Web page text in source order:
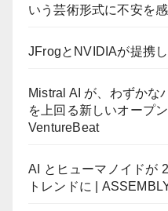
いう芸術形式に不安を
JFrogとNVIDIAが提携
Mistral AI が、わずかな
を上回る新しいオープ
VentureBeat
AI とヒューマノイドが
トレンドに |